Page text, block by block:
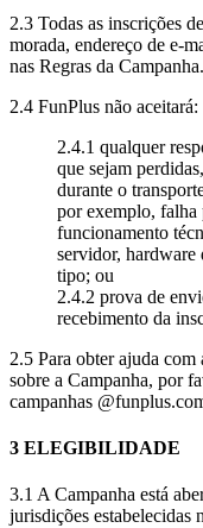
2.3 Todas as inscrições
morada, endereço de e-
nas Regras da Campanha.
2.4 FunPlus não aceitará:
2.4.1 qualquer
que sejam
durante o
por exemplo, falha
funcionamento
servidor, hardware
tipo; ou
2.4.2 prova de
recebimento da
2.5 Para obter ajuda
sobre a Campanha, por
campanhas
3 ELEGIBILIDADE
3.1 A Campanha está
jurisdições estabelecidas